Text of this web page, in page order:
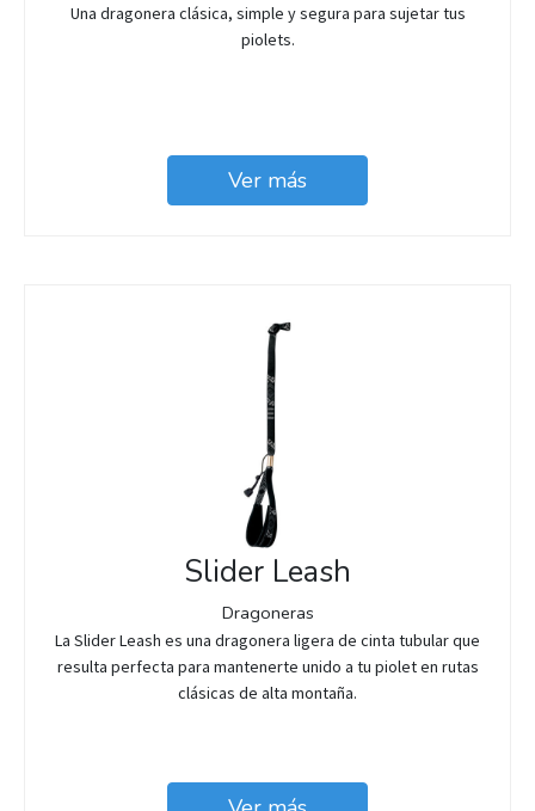
Una dragonera clásica, simple y segura para sujetar tus
piolets.
Ver más
Slider Leash
Dragoneras
La Slider Leash es una dragonera ligera de cinta tubular que
resulta perfecta para mantenerte unido a tu piolet en rutas
clásicas de alta montaña.